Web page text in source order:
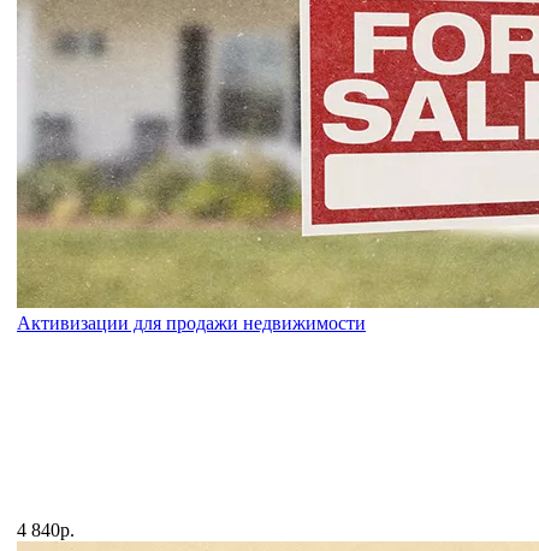
Активизации для продажи недвижимости
4 840р.